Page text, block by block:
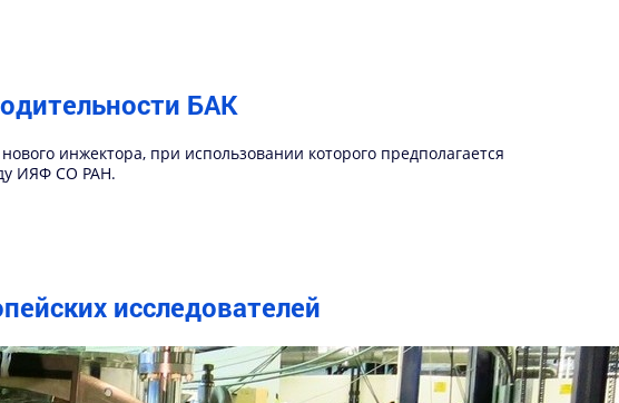
БАК
инжектора, при использовании которого предполагается
ИЯФ СО РАН.
исследователей